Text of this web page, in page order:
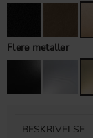
Flere metaller
BESKRIVELSE